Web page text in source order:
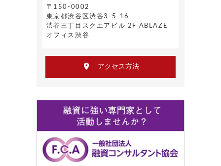
〒150-0002
東京都渋谷区渋谷3-5-16
渋谷三丁目スクエアビル 2F ABLAZE
オフィス渋谷
アクセス方法